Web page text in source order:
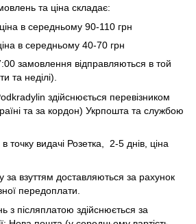
та ціна складає:
в середньому 90-110 грн
в середньому 40-70 грн
замовлення відправляються в той
та неділі).
здійснюється перевізником
та за кордон) Укрпошта та службою
точку видачі Розетка, 2-5 днів, ціна
за взуттям доставляються за рахунок
передоплати.
з післяплатою здійснюється за